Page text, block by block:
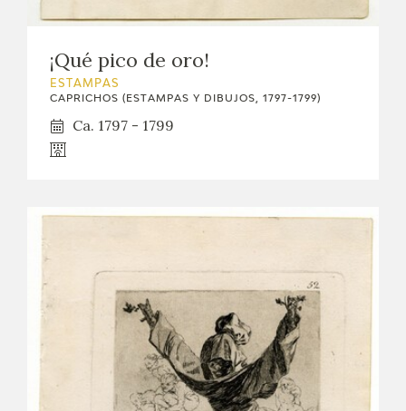
¡Qué pico de oro!
ESTAMPAS
CAPRICHOS (ESTAMPAS Y DIBUJOS, 1797-1799)
Ca. 1797 - 1799